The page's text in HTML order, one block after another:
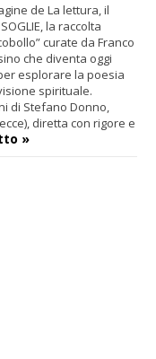
de La lettura, il
la raccolta
curate da Franco
che diventa oggi
esplorare la poesia
spirituale.
di Stefano Donno,
diretta con rigore e
»